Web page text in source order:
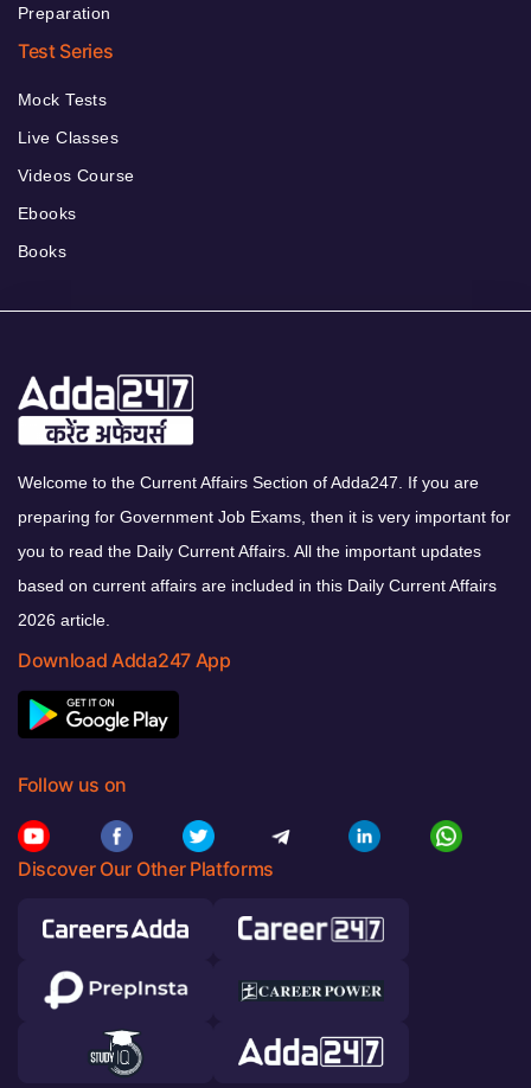
Preparation
Test Series
Mock Tests
Live Classes
Videos Course
Ebooks
Books
Welcome to the Current Affairs Section of Adda247. If you are
preparing for Government Job Exams, then it is very important for
you to read the Daily Current Affairs. All the important updates
based on current affairs are included in this Daily Current Affairs
2026 article.
Download Adda247 App
Follow us on
Discover Our Other Platforms